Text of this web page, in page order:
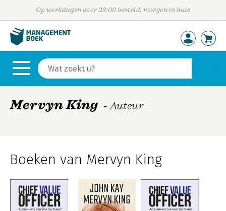
Op werkdagen voor 23:00 besteld, morgen in huis
Mervyn King - Auteur
Boeken van Mervyn King